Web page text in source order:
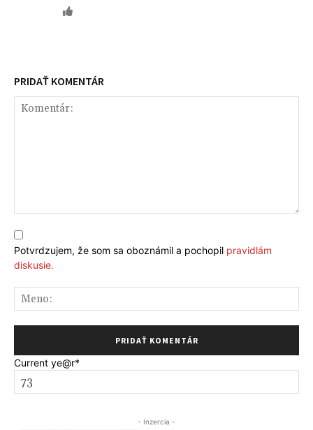
PRIDAŤ KOMENTÁR
Potvrdzujem, že som sa oboznámil a pochopil pravidlám
diskusie.
Current ye@r*
- Inzercia -